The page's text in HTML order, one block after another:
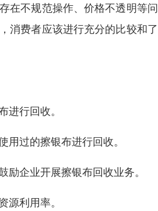
在不规范操作、价格不透明等
消费者应该进行充分的比较和
行回收。
过的擦银布进行回收。
企业开展擦银布回收业务。
利用率。